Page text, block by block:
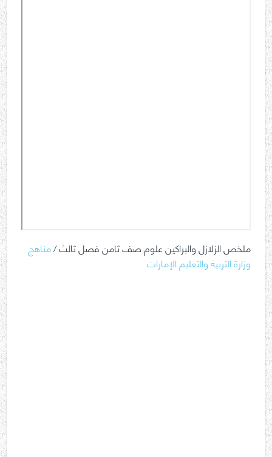
ملخص الزلازل والبراكين علوم صف ثامن فصل ثالث /مناهج
وزارة التربية والتعليم الإمارات